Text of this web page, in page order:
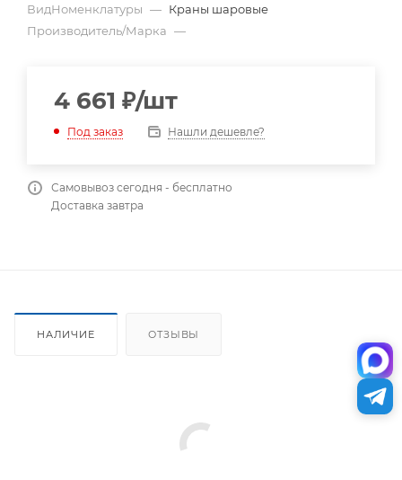
ВидНоменклатуры — Краны шаровые
Производитель/Марка —
4 661 ₽/шт
Под заказ Нашли дешевле?
Самовывоз сегодня - бесплатно
Доставка завтра
НАЛИЧИЕ ОТЗЫВЫ